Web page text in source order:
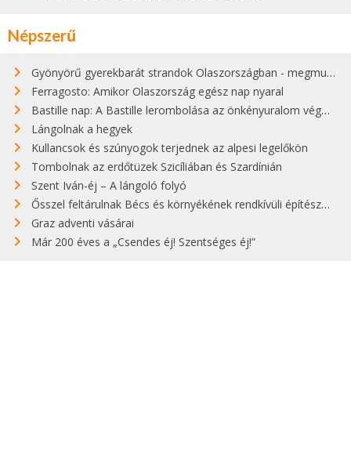
Népszerű
Gyönyörű gyerekbarát strandok Olaszországban - megmutatjuk a 15 legjobbat
Ferragosto: Amikor Olaszország egész nap nyaral
Bastille nap: A Bastille lerombolása az önkényuralom végét jelentette
Lángolnak a hegyek
Kullancsok és szúnyogok terjednek az alpesi legelőkön
Tombolnak az erdőtüzek Szicíliában és Szardínián
Szent Iván-éj – A lángoló folyó
Ősszel feltárulnak Bécs és környékének rendkívüli építészeti kincsei
Graz adventi vásárai
Már 200 éves a „Csendes éj! Szentséges éj!”